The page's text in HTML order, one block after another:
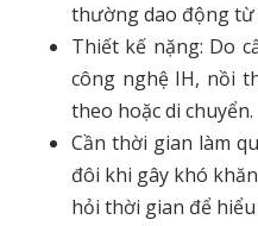
thường dao động từ
Thiết kế nặng: Do
công nghệ IH, nồi
theo hoặc di chuyển.
Cần thời gian làm
đôi khi gây khó
hỏi thời gian để